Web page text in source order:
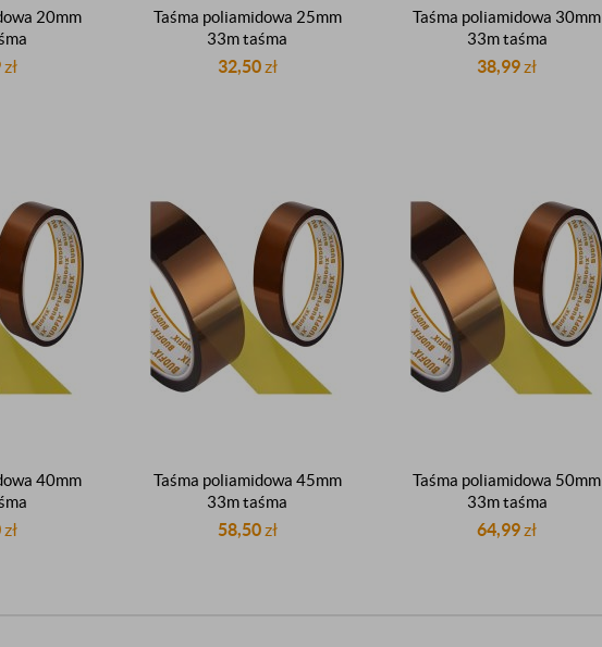
20mm
zł
Taśma poliamidowa 25mm
33m taśma
wysokotemperaturowa
32,50zł
Taśma poliamidowa 30mm
33m taśma
wysokotemperaturowa
38,99zł
40mm
zł
Taśma poliamidowa 45mm
33m taśma
wysokotemperaturowa
58,50zł
Taśma poliamidowa 50mm
33m taśma
wysokotemperaturowa
64,99zł